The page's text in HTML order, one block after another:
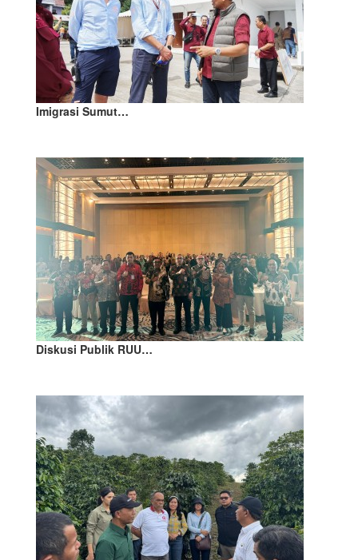
Imigrasi Sumut…
Diskusi Publik RUU…